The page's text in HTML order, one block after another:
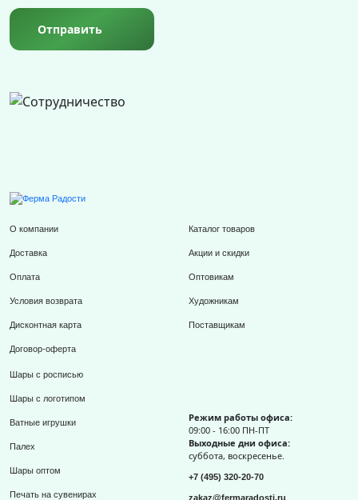
Отправить
О компании
Доставка
Оплата
Условия возврата
Дисконтная карта
Договор-оферта
Каталог товаров
Акции и скидки
Оптовикам
Художникам
Поставщикам
Шары с росписью
Шары с логотипом
Ватные игрушки
Палех
Шары оптом
Печать на сувенирах
Режим работы офиса:
09:00 - 16:00 ПН-ПТ
Выходные дни офиса:
суббота, воскресенье.
+7 (495) 320-20-70
zakaz@fermaradosti.ru